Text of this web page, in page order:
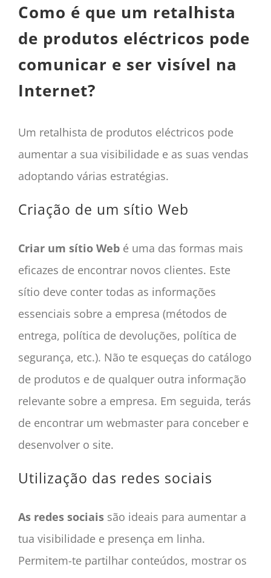
Como é que um retalhista
de produtos eléctricos pode
comunicar e ser visível na
Internet?
Um retalhista de produtos eléctricos pode
aumentar a sua visibilidade e as suas vendas
adoptando várias estratégias.
Criação de um sítio Web
Criar um sítio Webé uma das formas mais
eficazes de encontrar novos clientes. Este
sítio deve conter todas as informações
essenciais sobre a empresa (métodos de
entrega, política de devoluções, política de
segurança, etc.). Não te esqueças do catálogo
de produtos e de qualquer outra informação
relevante sobre a empresa. Em seguida, terás
de encontrar um webmaster para conceber e
desenvolver o site.
Utilização das redes sociais
As redes sociais são ideais para aumentar a
tua visibilidade e presença em linha.
Permitem-te partilhar conteúdos, mostrar os